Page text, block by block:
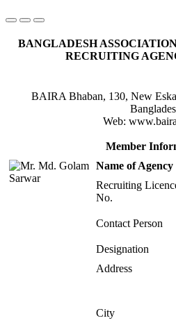
BANGLADESH
RECRUITING
BAIRA Bhaban, 130, New
Web:
Member
Name of Agency
Recruiting
No.
Contact Person
Designation
Address
City